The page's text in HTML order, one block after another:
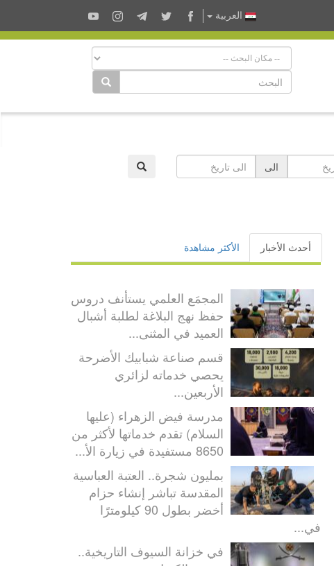
العربية
الى
أحدث الأخبار الأكثر مشاهدة
المجمَع العلمي يستأنف دروس
حفظ نهج البلاغة لطلبة أشبال
العميد في المثنى...
قسم صناعة شبابيك الأضرحة
يحصي خدماته لزائري
الأربعين...
مدرسة فيض الزهراء (عليها
السلام) تقدم خدماتها لأكثر من
8650 مستفيدة في زيارة الأ...
بمليون شجرة.. العتبة العباسية
المقدسة تباشر إنشاء حزام
أخضر بطول 90 كيلومترًا
في...
في خزانة السيوف التاريخية..